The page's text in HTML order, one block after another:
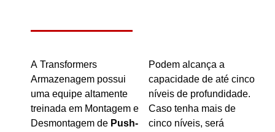
A Transformers
Armazenagem possui
uma equipe altamente
treinada em Montagem e
Desmontagem de Push-
Podem alcança a
capacidade de até cinco
níveis de profundidade.
Caso tenha mais de
cinco níveis, será